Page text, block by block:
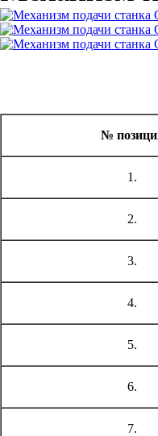
№
1.
2.
3.
4.
5.
6.
7.